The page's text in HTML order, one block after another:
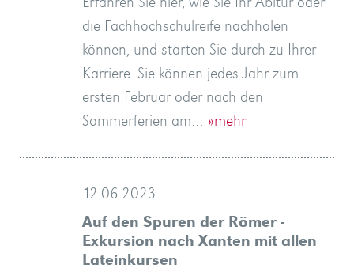
die Fachhochschulreife nachholen
können, und starten Sie durch zu Ihrer
Karriere. Sie können jedes Jahr zum
ersten Februar oder nach den
Sommerferien am… »mehr
12.06.2023
Auf den Spuren der Römer -
Exkursion nach Xanten mit allen
Lateinkursen